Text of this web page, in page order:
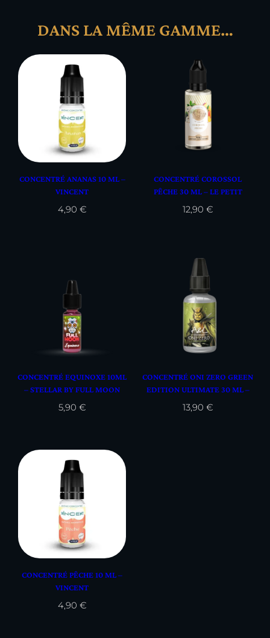
DANS LA MÊME GAMME…
CONCENTRÉ ANANAS 10 ML –
VINCENT
4,90 €
CONCENTRÉ COROSSOL
PÊCHE 30 ML – LE PETIT
VERGER
12,90 €
CONCENTRÉ EQUINOXE 10ML
– STELLAR BY FULL MOON
5,90 €
CONCENTRÉ ONI ZERO GREEN
EDITION ULTIMATE 30 ML –
A&L
13,90 €
CONCENTRÉ PÊCHE 10 ML –
VINCENT
4,90 €